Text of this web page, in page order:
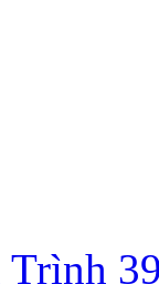
Trình